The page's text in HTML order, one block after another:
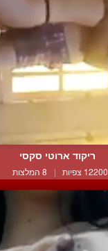
ריקוד ארוטי סקסי
12200 צפיות | 8 המלצות